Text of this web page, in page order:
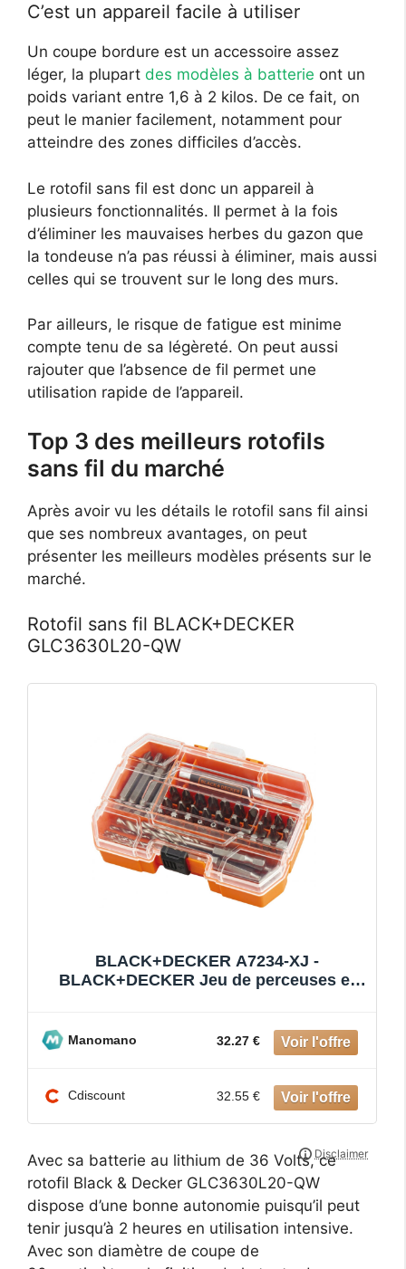
C’est un appareil facile à utiliser
Un coupe bordure est un accessoire assez
léger, la plupart des modèles à batterie ont un
poids variant entre 1,6 à 2 kilos. De ce fait, on
peut le manier facilement, notamment pour
atteindre des zones difficiles d’accès.
Le rotofil sans fil est donc un appareil à
plusieurs fonctionnalités. Il permet à la fois
d’éliminer les mauvaises herbes du gazon que
la tondeuse n’a pas réussi à éliminer, mais aussi
celles qui se trouvent sur le long des murs.
Par ailleurs, le risque de fatigue est minime
compte tenu de sa légèreté. On peut aussi
rajouter que l’absence de fil permet une
utilisation rapide de l’appareil.
Top 3 des meilleurs rotofils
sans fil du marché
Après avoir vu les détails le rotofil sans fil ainsi
que ses nombreux avantages, on peut
présenter les meilleurs modèles présents sur le
marché.
Rotofil sans fil BLACK+DECKER
GLC3630L20-QW
BLACK+DECKER A7234-XJ -
BLACK+DECKER Jeu de perceuses et
Manomano 32.27 €
Cdiscount 32.55 €
Avec sa batterie au lithium de 36 Volts, ce
rotofil Black & Decker GLC3630L20-QW
dispose d’une bonne autonomie puisqu’il peut
tenir jusqu’à 2 heures en utilisation intensive.
Avec son diamètre de coupe de